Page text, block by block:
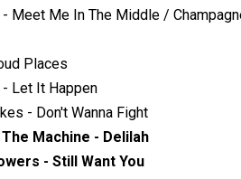
Meet Me In The Middle /
Places
Let It Happen
- Don't Wanna Fight
Machine - Delilah
- Still Want You